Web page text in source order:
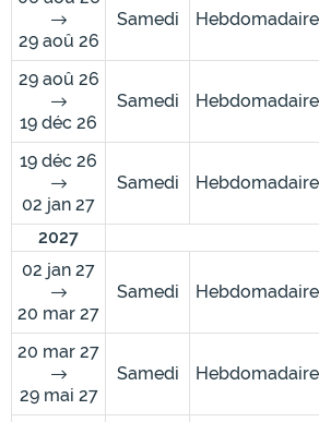
29 aoû 26
Samedi Hebdomadaire
29 aoû 26
19 déc 26
Samedi Hebdomadaire
19 déc 26
02 jan 27
Samedi Hebdomadaire
2027
02 jan 27
20 mar 27
Samedi Hebdomadaire
20 mar 27
29 mai 27
Samedi Hebdomadaire